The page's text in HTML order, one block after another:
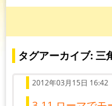
タグアーカイブ: 三
2012年03月15日 16:42